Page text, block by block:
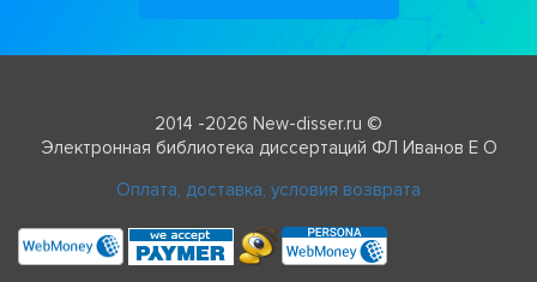
2014 -2026 New-disser.ru ©
Электронная библиотека диссертаций ФЛ Иванов Е О
Оплата, доставка, условия возврата